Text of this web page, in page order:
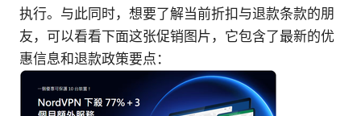
执行。与此同时，想要了解当前折扣与退款条款的朋
友，可以看看下面这张促销图片，它包含了最新的优
惠信息和退款政策要点：